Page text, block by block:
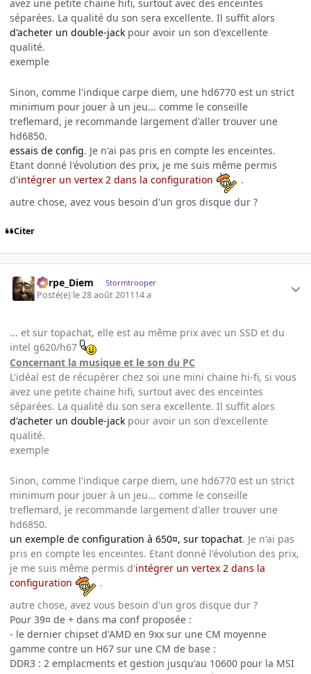
avez une petite chaine hifi, surtout avec des enceintes
séparées. La qualité du son sera excellente. Il suffit alors
d'acheter un double-jack pour avoir un son d'excellente
qualité.
exemple
Sinon, comme l'indique carpe diem, une hd6770 est un strict
minimum pour jouer à un jeu... comme le conseille
treflemard, je recommande largement d'aller trouver une
hd6850.
essais de config. Je n'ai pas pris en compte les enceintes.
Etant donné l'évolution des prix, je me suis même permis
d'intégrer un vertex 2 dans la configuration
.
autre chose, avez vous besoin d'un gros disque dur ?
Citer
Carpe_Diem Stormtrooper
Posté(e) le 28 août 201114 a
... et sur topachat, elle est au même prix avec un SSD et du
intel g620/h67
Concernant la musique et le son du PC
L'idéal est de récupérer chez soi une mini chaine hi-fi, si vous
avez une petite chaine hifi, surtout avec des enceintes
séparées. La qualité du son sera excellente. Il suffit alors
d'acheter un double-jack pour avoir un son d'excellente
qualité.
exemple
Sinon, comme l'indique carpe diem, une hd6770 est un strict
minimum pour jouer à un jeu... comme le conseille
treflemard, je recommande largement d'aller trouver une
hd6850.
un exemple de configuration à 650¤, sur topachat. Je n'ai pas
pris en compte les enceintes. Etant donné l'évolution des prix,
je me suis même permis d'intégrer un vertex 2 dans la
configuration
.
autre chose, avez vous besoin d'un gros disque dur ?
Pour 39¤ de + dans ma conf proposée :
- le dernier chipset d'AMD en 9xx sur une CM moyenne
gamme contre un H67 sur une CM de base :
DDR3 : 2 emplacments et gestion jusqu'au 10600 pour la MSI